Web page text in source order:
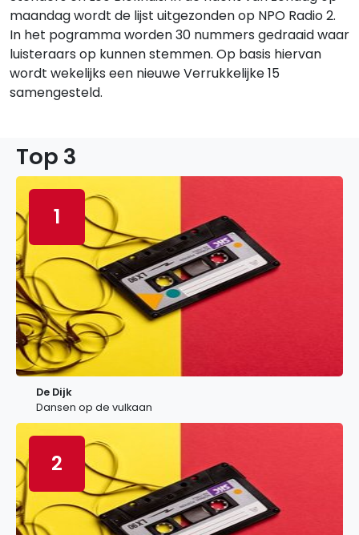
maandag wordt de lijst uitgezonden op NPO Radio 2.
In het pogramma worden 30 nummers gedraaid waar
luisteraars op kunnen stemmen. Op basis hiervan
wordt wekelijks een nieuwe Verrukkelijke 15
samengesteld.
Top 3
1
De Dijk
Dansen op de vulkaan
2